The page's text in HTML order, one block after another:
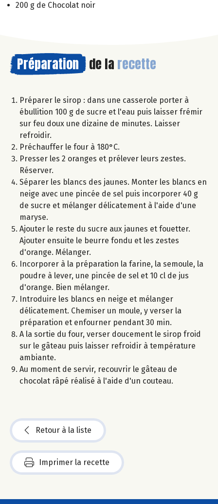
200 g de Chocolat noir
Préparation de la recette
Préparer le sirop : dans une casserole porter à
ébullition 100 g de sucre et l'eau puis laisser frémir
sur feu doux une dizaine de minutes. Laisser
refroidir.
Préchauffer le four à 180°C.
Presser les 2 oranges et prélever leurs zestes.
Réserver.
Séparer les blancs des jaunes. Monter les blancs en
neige avec une pincée de sel puis incorporer 40 g
de sucre et mélanger délicatement à l'aide d'une
maryse.
Ajouter le reste du sucre aux jaunes et fouetter.
Ajouter ensuite le beurre fondu et les zestes
d'orange. Mélanger.
Incorporer à la préparation la farine, la semoule, la
poudre à lever, une pincée de sel et 10 cl de jus
d'orange. Bien mélanger.
Introduire les blancs en neige et mélanger
délicatement. Chemiser un moule, y verser la
préparation et enfourner pendant 30 min.
A la sortie du four, verser doucement le sirop froid
sur le gâteau puis laisser refroidir à température
ambiante.
Au moment de servir, recouvrir le gâteau de
chocolat râpé réalisé à l'aide d'un couteau.
Retour à la liste
Imprimer la recette